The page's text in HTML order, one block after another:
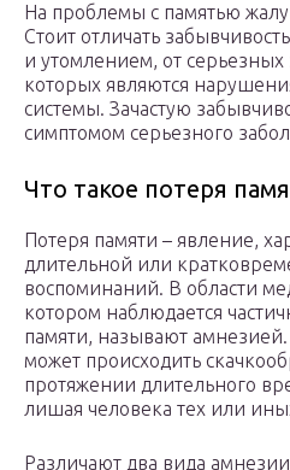
На проблемы с памятью
Стоит отличать
и утомлением, от
которых являются
системы. Зачастую
симптомом серьезного
Что такое потеря
Потеря памяти – явление,
длительной или
воспоминаний. В области
котором наблюдается
памяти, называют
может происходить
протяжении длительного
лишая человека тех или
Различают два вида